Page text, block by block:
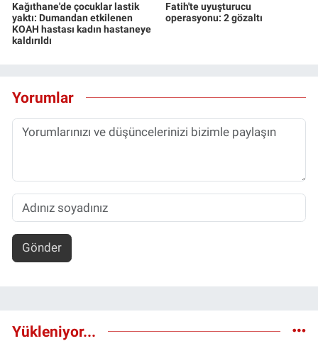
Kağıthane'de çocuklar lastik
yaktı: Dumandan etkilenen
KOAH hastası kadın hastaneye
kaldırıldı
Fatih'te uyuşturucu
operasyonu: 2 gözaltı
Yorumlar
Gönder
Yükleniyor...